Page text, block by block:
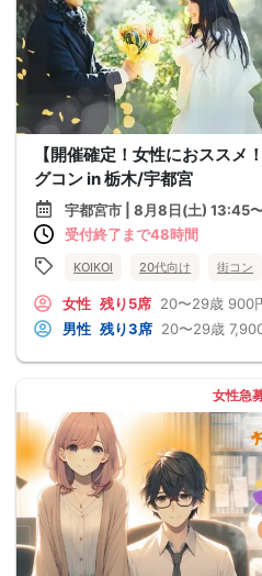
【開催確定！女性におススメ
グコン in 栃木/宇都宮
宇都宮市 | 8月8日(土) 13:45
受付終了まで48時間
KOIKOI 20代向け 街コン
女性 残り5席 20〜29歳 900
男性 残り3席 20〜29歳
女性急